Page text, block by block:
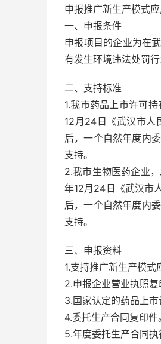
申报推广新生产模式
一、申报条件
申报项目的企业为在
有发生环境违法处罚
二、支持标准
1.我市药品上市许可
12月24日《武汉市人
后，一个自然年度内
支持。
2.我市生物医药企业
年12月24日《武汉市
后，一个自然年度内
支持。
三、申报资料
1.支持推广新生产模式
2.申报企业营业执照复
3.国家认定的药品上
4.委托生产合同复印件。
5.年度委托生产合同执